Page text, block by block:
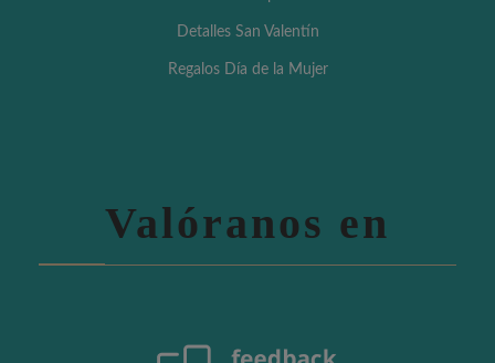
Detalles San Valentín
Regalos Día de la Mujer
Valóranos en